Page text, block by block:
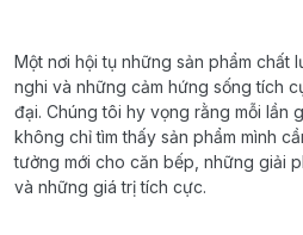
Một nơi hội tụ những sản phẩm chất
nghi và những cảm hứng sống tích
đại. Chúng tôi hy vọng rằng mỗi lần
không chỉ tìm thấy sản phẩm mình
tưởng mới cho căn bếp, những giải
và những giá trị tích cực.